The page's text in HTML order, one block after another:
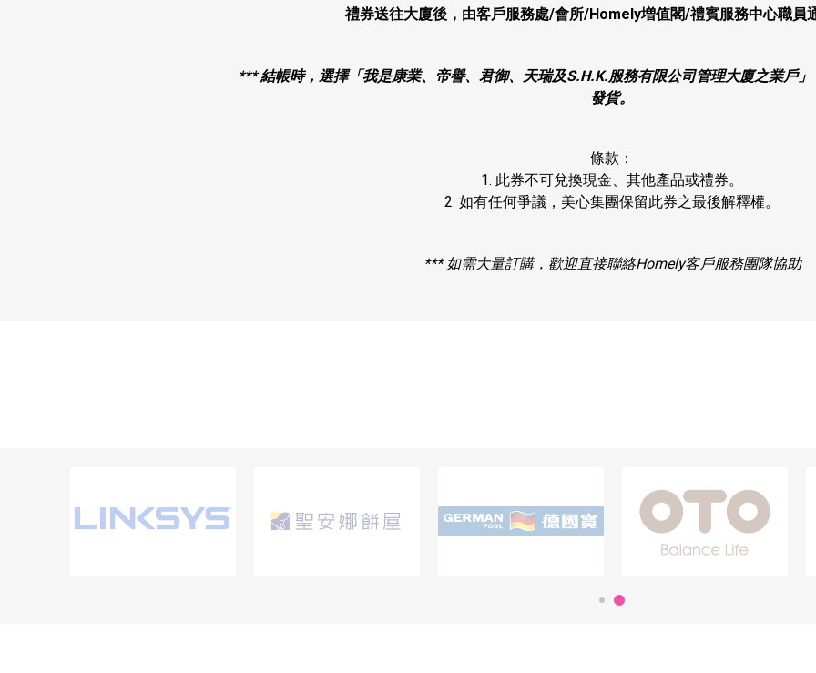
禮券送往大廈後，由客戶服務處/會所/Homely増值閣/禮賓服務中心職員
*** 結帳時，選擇「我是康業、帝譽、君御、天瑞及S.H.K.服務有限公司管理大廈之業戶
發貨。
條款：
1. 此券不可兌換現金、其他產品或禮券。
2. 如有任何爭議，美心集團保留此券之最後解釋權。
*** 如需大量訂購，歡迎直接聯絡Homely客戶服務團隊協助